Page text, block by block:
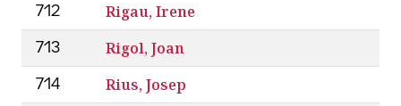
712 Rigau, Irene
713 Rigol, Joan
714 Rius, Josep